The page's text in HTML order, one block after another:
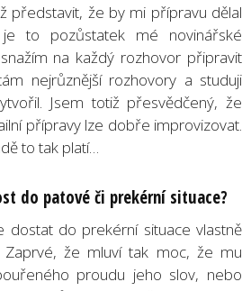
představit, že by mi přípravu dělal
to pozůstatek mé novinářské
na každý rozhovor připravit
nejrůznější rozhovory a studuji
Jsem totiž přesvědčený, že
přípravy lze dobře improvizovat.
to tak platí…
do patové či prekérní situace?
dostat do prekérní situace vlastně
Zaprvé, že mluví tak moc, že mu
proudu jeho slov, nebo